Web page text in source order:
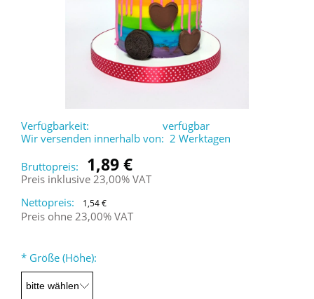
Verfügbarkeit:
verfügbar
Wir versenden innerhalb von: 2 Werktagen
Bruttopreis:
1,89 €
Preis inklusive 23,00% VAT
Nettopreis:
1,54 €
Preis ohne 23,00% VAT
* Größe (Höhe):